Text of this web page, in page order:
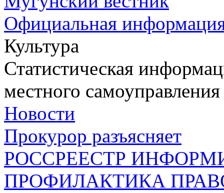
Официальная
Культура
Статистическая
местного самоуправления
Новости
Прокурор разъясняет
РОССРЕЕСТР
ПРОФИЛАКТИКА